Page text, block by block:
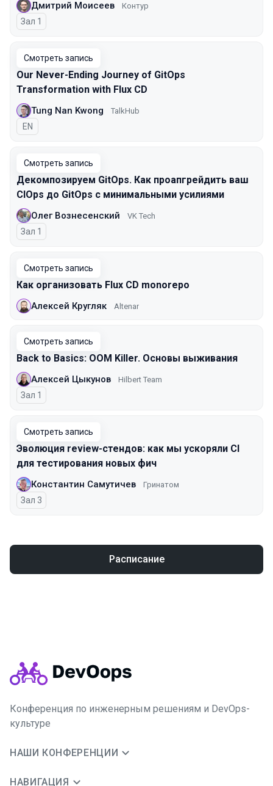
Дмитрий Моисеев Контур
Зал 1
Смотреть запись
Our Never-Ending Journey of GitOps
Transformation with Flux CD
Tung Nan Kwong TalkHub
На английском языке
EN
Смотреть запись
Декомпозируем GitOps. Как проапгрейдить ваш
CIOps до GitOps с минимальными усилиями
Олег Вознесенский VK Tech
Зал 1
Смотреть запись
Как организовать Flux CD monorepo
Алексей Кругляк Altenar
Смотреть запись
Back to Basics: OOM Killer. Основы выживания
Алексей Цыкунов Hilbert Team
Зал 1
Смотреть запись
Эволюция review-стендов: как мы ускоряли CI
для тестирования новых фич
Константин Самутичев Гринатом
Зал 3
Расписание
Конференция по инженерным решениям и DevOps-
культуре
НАШИ КОНФЕРЕНЦИИ
НАВИГАЦИЯ